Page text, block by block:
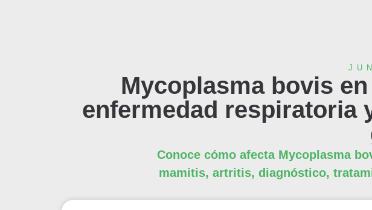
Mycoplasma bovis
enfermedad respiratoria
Conoce cómo afecta Mycoplasma
mamitis, artritis, diagnóstico,